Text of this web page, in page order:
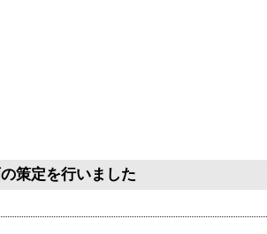
策定を行いました